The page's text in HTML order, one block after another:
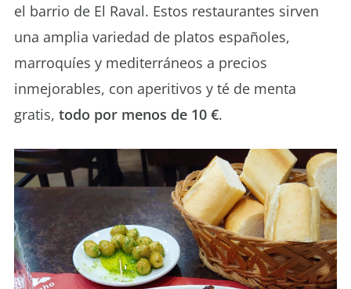
el barrio de El Raval. Estos restaurantes sirven
una amplia variedad de platos españoles,
marroquíes y mediterráneos a precios
inmejorables, con aperitivos y té de menta
gratis, todo por menos de 10 €.